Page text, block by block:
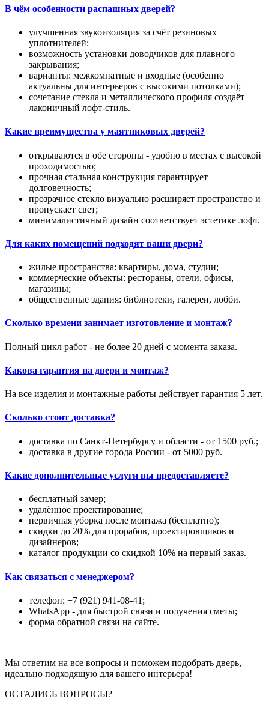
В чём особенности распашных дверей?
улучшенная звукоизоляция за счёт резиновых
уплотнителей;
возможность установки доводчиков для плавного
закрывания;
варианты: межкомнатные и входные (особенно
актуальны для интерьеров с высокими потолками);
сочетание стекла и металлического профиля создаёт
лаконичный лофт-стиль.
Какие преимущества у маятниковых дверей?
открываются в обе стороны - удобно в местах с высокой
проходимостью;
прочная стальная конструкция гарантирует
долговечность;
прозрачное стекло визуально расширяет пространство и
пропускает свет;
минималистичный дизайн соответствует эстетике лофт.
Для каких помещений подходят ваши двери?
жилые пространства: квартиры, дома, студии;
коммерческие объекты: рестораны, отели, офисы,
магазины;
общественные здания: библиотеки, галереи, лобби.
Сколько времени занимает изготовление и монтаж?
Полный цикл работ - не более 20 дней с момента заказа.
Какова гарантия на двери и монтаж?
На все изделия и монтажные работы действует гарантия 5 лет.
Сколько стоит доставка?
доставка по Санкт-Петербургу и области - от 1500 руб.;
доставка в другие города России - от 5000 руб.
Какие дополнительные услуги вы предоставляете?
бесплатный замер;
удалённое проектирование;
первичная уборка после монтажа (бесплатно);
скидки до 20% для прорабов, проектировщиков и
дизайнеров;
каталог продукции со скидкой 10% на первый заказ.
Как связаться с менеджером?
телефон: +7 (921) 941-08-41;
WhatsApp - для быстрой связи и получения сметы;
форма обратной связи на сайте.
Мы ответим на все вопросы и поможем подобрать дверь,
идеально подходящую для вашего интерьера!
ОСТАЛИСЬ ВОПРОСЫ?